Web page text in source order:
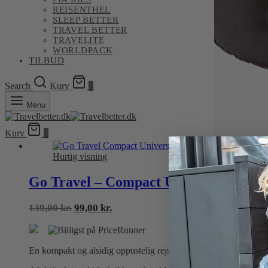
REISENTHEL
SLEEP BETTER
TRAVEL BETTER
TRAVELITE
WORLDPACK
TILBUD
Search Kurv
Menu
Kurv
Hurtig visning
Go Travel – Compact Universal
139,00kr. Den
pris
139,00 kr..
99,00 kr.
pris
99,00 kr..
En kompakt og alsidig oppustelig rejsepude, der giver støtte